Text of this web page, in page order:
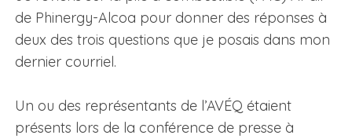
de Phinergy-Alcoa pour donner des réponses à
deux des trois questions que je posais dans mon
dernier courriel.
Un ou des représentants de l’AVÉQ étaient
présents lors de la conférence de presse à